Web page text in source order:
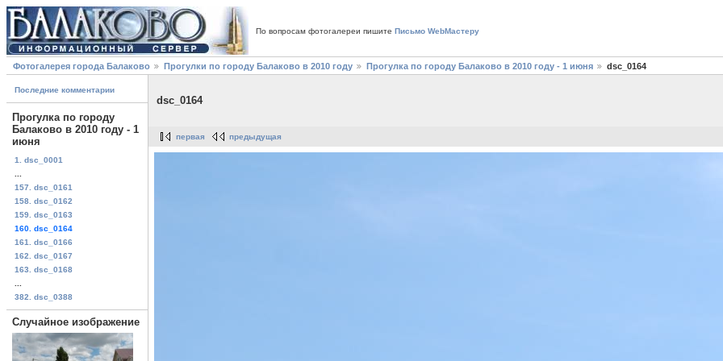
По вопросам фотогалереи пишите Письмо WebМастеру
Фотогалерея города Балаково Прогулки по городу Балаково в 2010 году Прогулка по городу Балаково в 2010 году - 1 июня dsc_0164
Последние комментарии
Прогулка по городу
Балаково в 2010 году - 1
июня
1. dsc_0001
157. dsc_0161
158. dsc_0162
159. dsc_0163
160. dsc_0164
161. dsc_0166
162. dsc_0167
163. dsc_0168
382. dsc_0388
Случайное изображение
dsc_0164
первая предыдущая